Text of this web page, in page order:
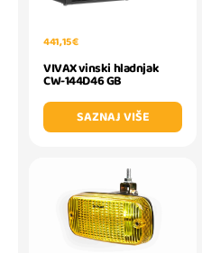
441,15 €
VIVAX vinski hladnjak
CW-144D46 GB
SAZNAJ VIŠE